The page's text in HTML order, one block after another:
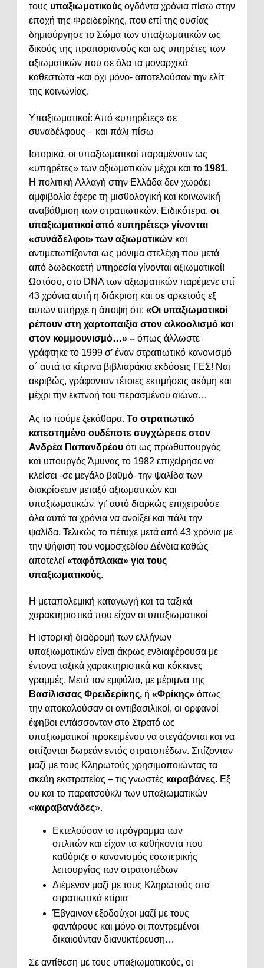
τους υπαξιωματικούς ογδόντα χρόνια πίσω στην
εποχή της Φρειδερίκης, που επί της ουσίας
δημιούργησε το Σώμα των υπαξιωματικών ως
δικούς της πραιτοριανούς και ως υπηρέτες των
αξιωματικών που σε όλα τα μοναρχικά
καθεστώτα -και όχι μόνο- αποτελούσαν την ελίτ
της κοινωνίας.
Υπαξιωματικοί: Από «υπηρέτες» σε
συναδέλφους – και πάλι πίσω
Ιστορικά, οι υπαξιωματικοί παραμένουν ως
«υπηρέτες» των αξιωματικών μέχρι και το 1981.
Η πολιτική Αλλαγή στην Ελλάδα δεν χωράει
αμφιβολία έφερε τη μισθολογική και κοινωνική
αναβάθμιση των στρατιωτικών. Ειδικότερα, οι
υπαξιωματικοί από «υπηρέτες» γίνονται
«συνάδελφοι» των αξιωματικών και
αντιμετωπίζονται ως μόνιμα στελέχη που μετά
από δωδεκαετή υπηρεσία γίνονται αξιωματικοί!
Ωστόσο, στο DNA των αξιωματικών παρέμενε επί
43 χρόνια αυτή η διάκριση και σε αρκετούς εξ
αυτών υπήρχε η άποψη ότι: «Οι υπαξιωματικοί
ρέπουν στη χαρτοπαιξία στον αλκοολισμό και
στον κομμουνισμό…» – όπως άλλωστε
γράφτηκε το 1999 σ’ έναν στρατιωτικό κανονισμό
σ´ αυτά τα κίτρινα βιβλιαράκια εκδόσεις ΓΕΣ! Ναι
ακριβώς, γράφονταν τέτοιες εκτιμήσεις ακόμη και
μέχρι την εκπνοή του περασμένου αιώνα…
Ας το πούμε ξεκάθαρα. Το στρατιωτικό
κατεστημένο ουδέποτε συγχώρεσε στον
Ανδρέα Παπανδρέου ότι ως πρωθυπουργός
και υπουργός Άμυνας το 1982 επιχείρησε να
κλείσει -σε μεγάλο βαθμό- την ψαλίδα των
διακρίσεων μεταξύ αξιωματικών και
υπαξιωματικών, γι’ αυτό διαρκώς επιχειρούσε
όλα αυτά τα χρόνια να ανοίξει και πάλι την
ψαλίδα. Τελικώς το πέτυχε μετά από 43 χρόνια με
την ψήφιση του νομοσχεδίου Δένδια καθώς
αποτελεί «ταφόπλακα» για τους
υπαξιωματικούς.
Η μεταπολεμική καταγωγή και τα ταξικά
χαρακτηριστικά που είχαν οι υπαξιωματικοί
Η ιστορική διαδρομή των ελλήνων
υπαξιωματικών είναι άκρως ενδιαφέρουσα με
έντονα ταξικά χαρακτηριστικά και κόκκινες
γραμμές. Μετά τον εμφύλιο, με μέριμνα της
Βασίλισσας Φρειδερίκης, ή «Φρίκης» όπως
την αποκαλούσαν οι αντιβασιλικοί, οι ορφανοί
έφηβοι εντάσσονταν στο Στρατό ως
υπαξιωματικοί προκειμένου να στεγάζονται και να
σιτίζονται δωρεάν εντός στρατοπέδων. Σιτίζονταν
μαζί με τους Κληρωτούς χρησιμοποιώντας τα
σκεύη εκστρατείας – τις γνωστές καραβάνες. Εξ
ου και το παρατσούκλι των υπαξιωματικών
«καραβανάδες».
Εκτελούσαν το πρόγραμμα των
οπλιτών και είχαν τα καθήκοντα που
καθόριζε ο κανονισμός εσωτερικής
λειτουργίας των στρατοπέδων
Διέμεναν μαζί με τους Κληρωτούς στα
στρατιωτικά κτίρια
Έβγαιναν εξοδούχοι μαζί με τους
φαντάρους και μόνο οι παντρεμένοι
δικαιούνταν διανυκτέρευση…
Σε αντίθεση με τους υπαξιωματικούς, οι